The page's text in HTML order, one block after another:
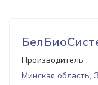
Производитель
Минская область,